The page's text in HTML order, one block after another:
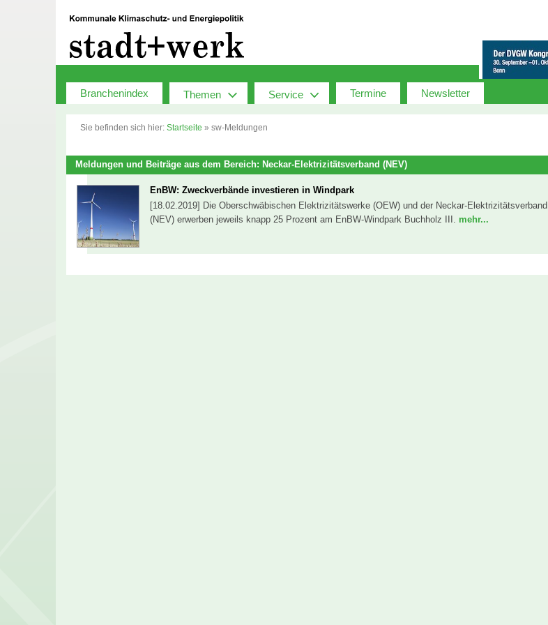
Branchenindex Themen Service Termine Newsletter
Sie befinden sich hier: Startseite » sw-Meldungen
Meldungen und Beiträge aus dem Bereich: Neckar-Elektrizitätsverband (NEV)
EnBW: Zweckverbände investieren in Windpark
[18.02.2019] Die Oberschwäbischen Elektrizitätswerke (OEW) und der Neckar-Elektrizitätsverband
(NEV) erwerben jeweils knapp 25 Prozent am EnBW-Windpark Buchholz III. mehr...